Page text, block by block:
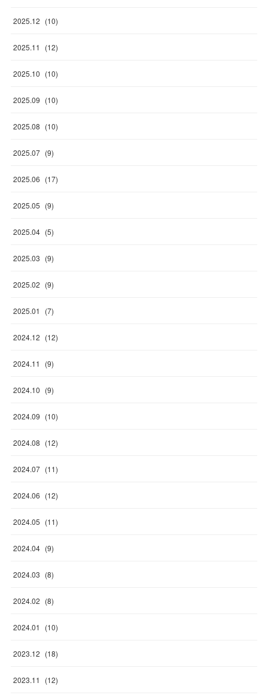
2025.12 (10)
2025.11 (12)
2025.10 (10)
2025.09 (10)
2025.08 (10)
2025.07 (9)
2025.06 (17)
2025.05 (9)
2025.04 (5)
2025.03 (9)
2025.02 (9)
2025.01 (7)
2024.12 (12)
2024.11 (9)
2024.10 (9)
2024.09 (10)
2024.08 (12)
2024.07 (11)
2024.06 (12)
2024.05 (11)
2024.04 (9)
2024.03 (8)
2024.02 (8)
2024.01 (10)
2023.12 (18)
2023.11 (12)